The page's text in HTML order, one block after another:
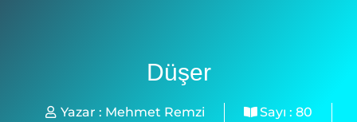
Düşer
Yazar : Mehmet Remzi Sayı : 80